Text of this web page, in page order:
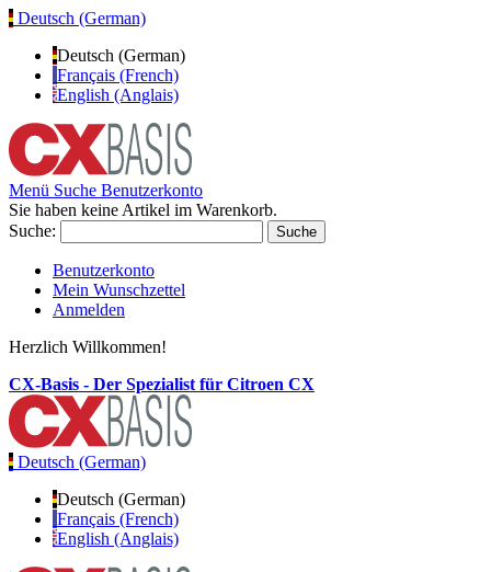
Deutsch (German)
Deutsch (German)
Français (French)
English (Anglais)
Menü Suche Benutzerkonto
Sie haben keine Artikel im Warenkorb.
Suche:
Suche
Benutzerkonto
Mein Wunschzettel
Anmelden
Herzlich Willkommen!
CX-Basis - Der Spezialist für Citroen CX
Deutsch (German)
Deutsch (German)
Français (French)
English (Anglais)